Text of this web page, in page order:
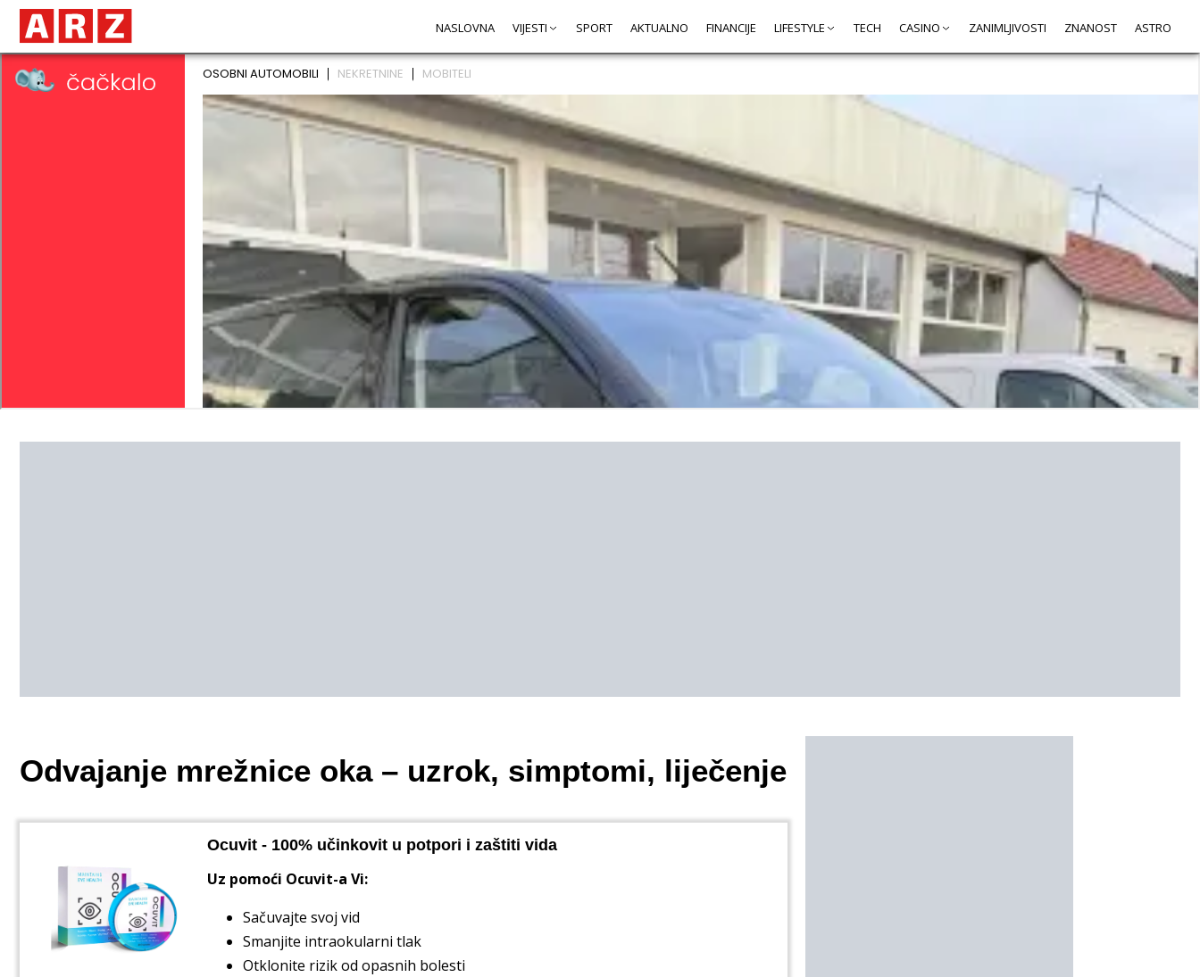
NASLOVNA VIJESTI SPORT AKTUALNO FINANCIJE LIFESTYLE TECH CASINO ZANIMLJIVOSTI ZNANOST ASTRO
Odvajanje mrežnice oka – uzrok, simptomi, liječenje
Ocuvit - 100% učinkovit u potpori i zaštiti vida
Uz pomoći Ocuvit-a Vi:
Sačuvajte svoj vid
Smanjite intraokularni tlak
Otklonite rizik od opasnih bolesti